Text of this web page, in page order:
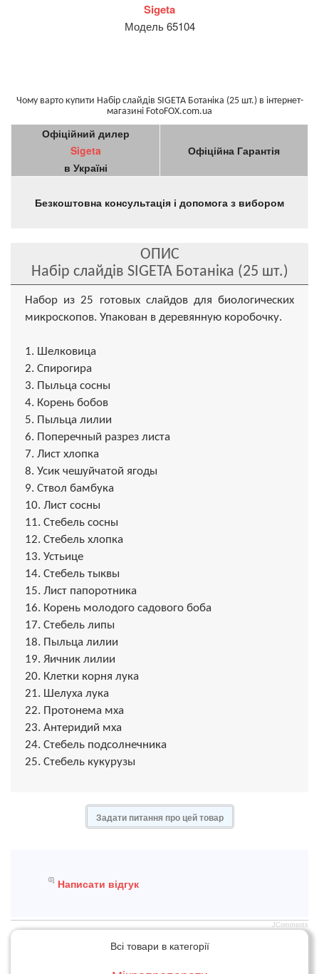
Sigeta
Модель 65104
Чому варто купити Набір слайдів SIGETA Ботаніка (25 шт.) в інтернет-
магазині FotoFOX.com.ua
Офіційний дилер
Sigeta
в Україні
Офіційна Гарантія
Безкоштовна консультація і допомога з вибором
ОПИС
Набір слайдів SIGETA Ботаніка (25 шт.)
Набор из 25 готовых слайдов для биологических
микроскопов. Упакован в деревянную коробочку.
1. Шелковица
2. Спирогира
3. Пыльца сосны
4. Корень бобов
5. Пыльца лилии
6. Поперечный разрез листа
7. Лист хлопка
8. Усик чешуйчатой ягоды
9. Cтвол бамбука
10. Лист сосны
11. Стебель сосны
12. Стебель хлопка
13. Устьице
14. Стебель тыквы
15. Лист папоротника
16. Корень молодого садового боба
17. Стебель липы
18. Пыльца лилии
19. Яичник лилии
20. Клетки корня лука
21. Шелуха лука
22. Протонема мха
23. Антеридий мха
24. Стебель подсолнечника
25. Стебель кукурузы
Задати питання про цей товар
Написати відгук
JComments
Всі товари в категорії